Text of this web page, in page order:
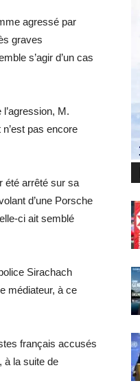
agressé par
graves
s’agir d’un cas
M.
pas encore
été arrêté sur sa
d’une Porsche
ci ait semblé
Sirachach
médiateur, à ce
français accusés
à la suite de